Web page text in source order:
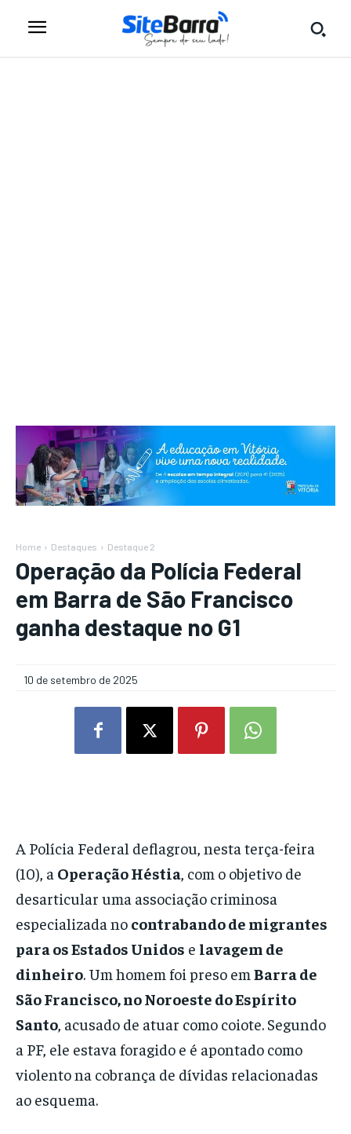
Home Destaques Destaque 2
Operação da Polícia Federal
em Barra de São Francisco
ganha destaque no G1
10 de setembro de 2025
A Polícia Federal deflagrou, nesta terça-feira
(10), a Operação Héstia, com o objetivo de
desarticular uma associação criminosa
especializada no contrabando de migrantes
para os Estados Unidos e lavagem de
dinheiro. Um homem foi preso em Barra de
São Francisco, no Noroeste do Espírito
Santo, acusado de atuar como coiote. Segundo
a PF, ele estava foragido e é apontado como
violento na cobrança de dívidas relacionadas
ao esquema.